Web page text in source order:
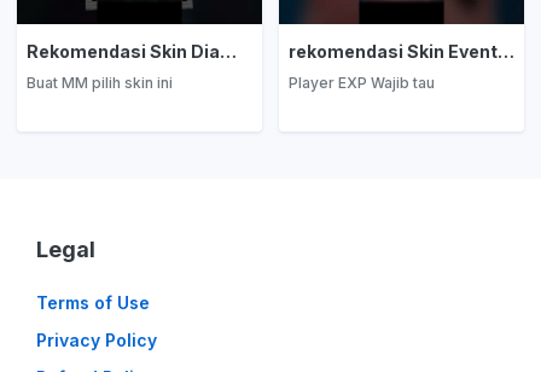
Rekomendasi Skin Diamond Kuning: Marksman
Buat MM pilih skin ini
rekomendasi Skin Event Diamond Kuning: EXP Laner
Player EXP Wajib tau
Legal
Terms of Use
Privacy Policy